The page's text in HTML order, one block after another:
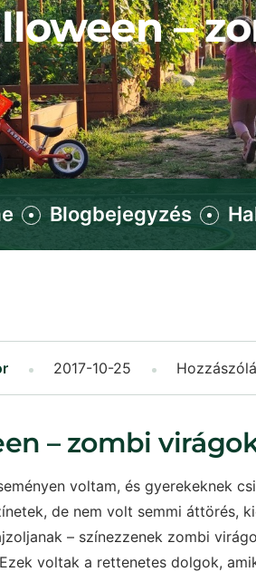
–
Blogbejegyzés
2017-10-25
– zombi
voltam, és gyerekeknek
de nem volt semmi áttörés,
– színezzenek zombi
voltak a rettenetes dolgok,